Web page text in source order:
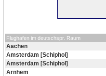
Flughafen im deutschspr. Raum
Aachen
Amsterdam [Schiphol]
Amsterdam [Schiphol]
Arnhem